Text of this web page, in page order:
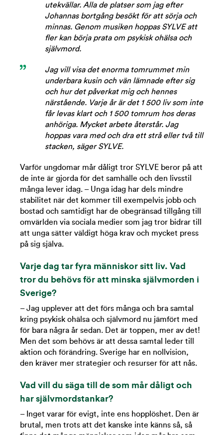
utekvällar. Alla de platser som jag efter
Johannas bortgång besökt för att sörja och
minnas. Genom musiken hoppas SYLVE att
fler kan börja prata om psykisk ohälsa och
självmord.
Jag vill visa det enorma tomrummet min
underbara kusin och vän lämnade efter sig
och hur det påverkat mig och hennes
närstående. Varje år är det 1 500 liv som inte
får levas klart och 1 500 tomrum hos deras
anhöriga. Mycket arbete återstår. Jag
hoppas vara med och dra ett strå eller två till
stacken, säger SYLVE.
Varför ungdomar mår dåligt tror SYLVE beror på att
de inte är gjorda för det samhälle och den livsstil
många lever idag. – Unga idag har dels mindre
stabilitet när det kommer till exempelvis jobb och
bostad och samtidigt har de obegränsad tillgång till
omvärlden via sociala medier som jag tror bidrar till
att unga sätter väldigt höga krav och mycket press
på sig själva.
Varje dag tar fyra människor sitt liv. Vad
tror du behövs för att minska självmorden i
Sverige?
– Jag upplever att det förs många och bra samtal
kring psykisk ohälsa och självmord nu jämfört med
för bara några år sedan. Det är toppen, mer av det!
Men det som behövs är att dessa samtal leder till
aktion och förändring. Sverige har en nollvision,
den kräver mer strategier och resurser för att nås.
Vad vill du säga till de som mår dåligt och
har självmordstankar?
– Inget varar för evigt, inte ens hopplöshet. Den är
brutal, men trots att det kanske inte känns så, så